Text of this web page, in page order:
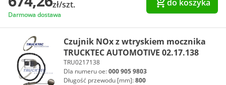
zł/szt.
Darmowa dostawa
do koszyka
Czujnik NOx z wtryskiem mocznika
TRUCKTEC AUTOMOTIVE 02.17.138
TRU0217138
Dla numeru oe:000 905 9803
Długość przewodu [mm]:800